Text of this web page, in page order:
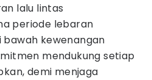
lalu lintas
periode lebaran
kewenangan
mendukung setiap
demi menjaga